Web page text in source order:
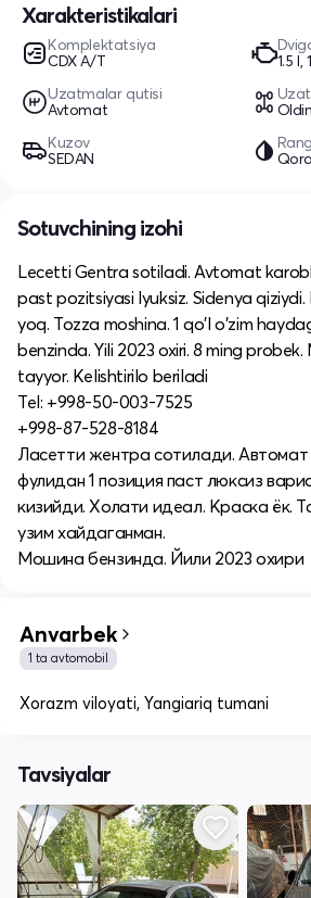
Xarakteristikalari
Komplektatsiya
CDX A/T
1.5 l,
Uzatmalar qutisi
Avtomat
Kuzov
SEDAN
Qora
Sotuvchining izohi
Lecetti Gentra sotiladi. Avtomat
past pozitsiyasi lyuksiz. Sidenya
yoq. Tozza moshina. 1 qo'l o'zim
benzinda. Yili 2023 oxiri. 8 ming
tayyor. Kelishtirilo beriladi
Tel: +998-50-003-7525
+998-87-528-8184
Ласетти жентра сотилади. Автомат
фулидан 1 позиция паст люксиз
кизийди. Холати идеал. Краска ёк.
узим хайдаганман.
Мошина бензинда. Йили 2023 охири
Anvarbek
1 ta avtomobil
Xorazm viloyati, Yangiariq tumani
Tavsiyalar